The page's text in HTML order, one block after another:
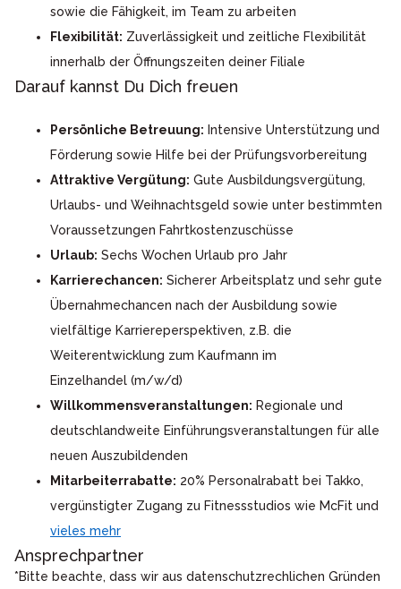
sowie die Fähigkeit, im Team zu arbeiten
Flexibilität: Zuverlässigkeit und zeitliche Flexibilität
innerhalb der Öffnungszeiten deiner Filiale
Darauf kannst Du Dich freuen
Persönliche Betreuung: Intensive Unterstützung und
Förderung sowie Hilfe bei der Prüfungsvorbereitung
Attraktive Vergütung: Gute Ausbildungsvergütung,
Urlaubs- und Weihnachtsgeld sowie unter bestimmten
Voraussetzungen Fahrtkostenzuschüsse
Urlaub: Sechs Wochen Urlaub pro Jahr
Karrierechancen: Sicherer Arbeitsplatz und sehr gute
Übernahmechancen nach der Ausbildung sowie
vielfältige Karriereperspektiven, z.B. die
Weiterentwicklung zum Kaufmann im
Einzelhandel (m/w/d)
Willkommensveranstaltungen: Regionale und
deutschlandweite Einführungsveranstaltungen für alle
neuen Auszubildenden
Mitarbeiterrabatte: 20% Personalrabatt bei Takko,
vergünstigter Zugang zu Fitnessstudios wie McFit und
vieles mehr
Ansprechpartner
*Bitte beachte, dass wir aus datenschutzrechlichen Gründen